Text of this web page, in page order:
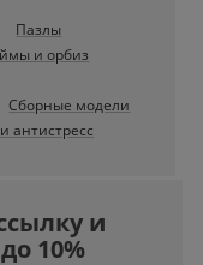
Пазлы
и орбиз
Сборные модели
антистресс
и
10%